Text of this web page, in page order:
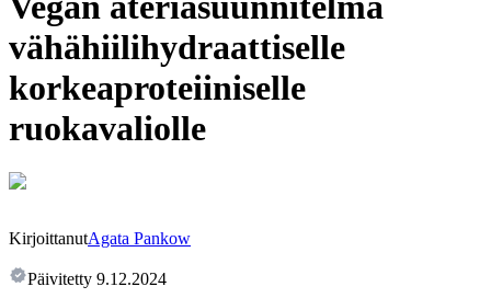
vähähiilihydraattiselle
korkeaproteiiniselle
ruokavaliolle
KirjoittanutAgata Pankow
Päivitetty 9.12.2024